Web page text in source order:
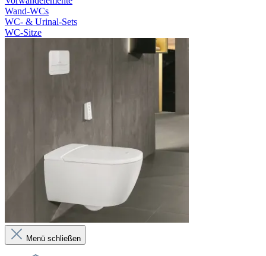
Wand-WCs
WC- & Urinal-Sets
WC-Sitze
Menü schließen